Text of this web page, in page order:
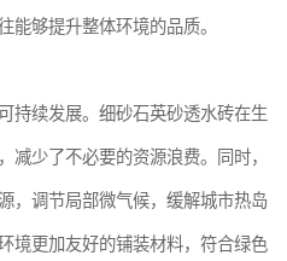
能够提升整体环境的品质。
持续发展。细砂石英砂透水砖在生
减少了不必要的资源浪费。同时，
，调节局部微气候，缓解城市热岛
境更加友好的铺装材料，符合绿色